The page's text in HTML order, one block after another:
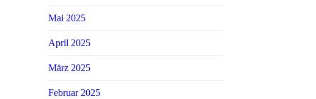
Mai 2025
April 2025
März 2025
Februar 2025